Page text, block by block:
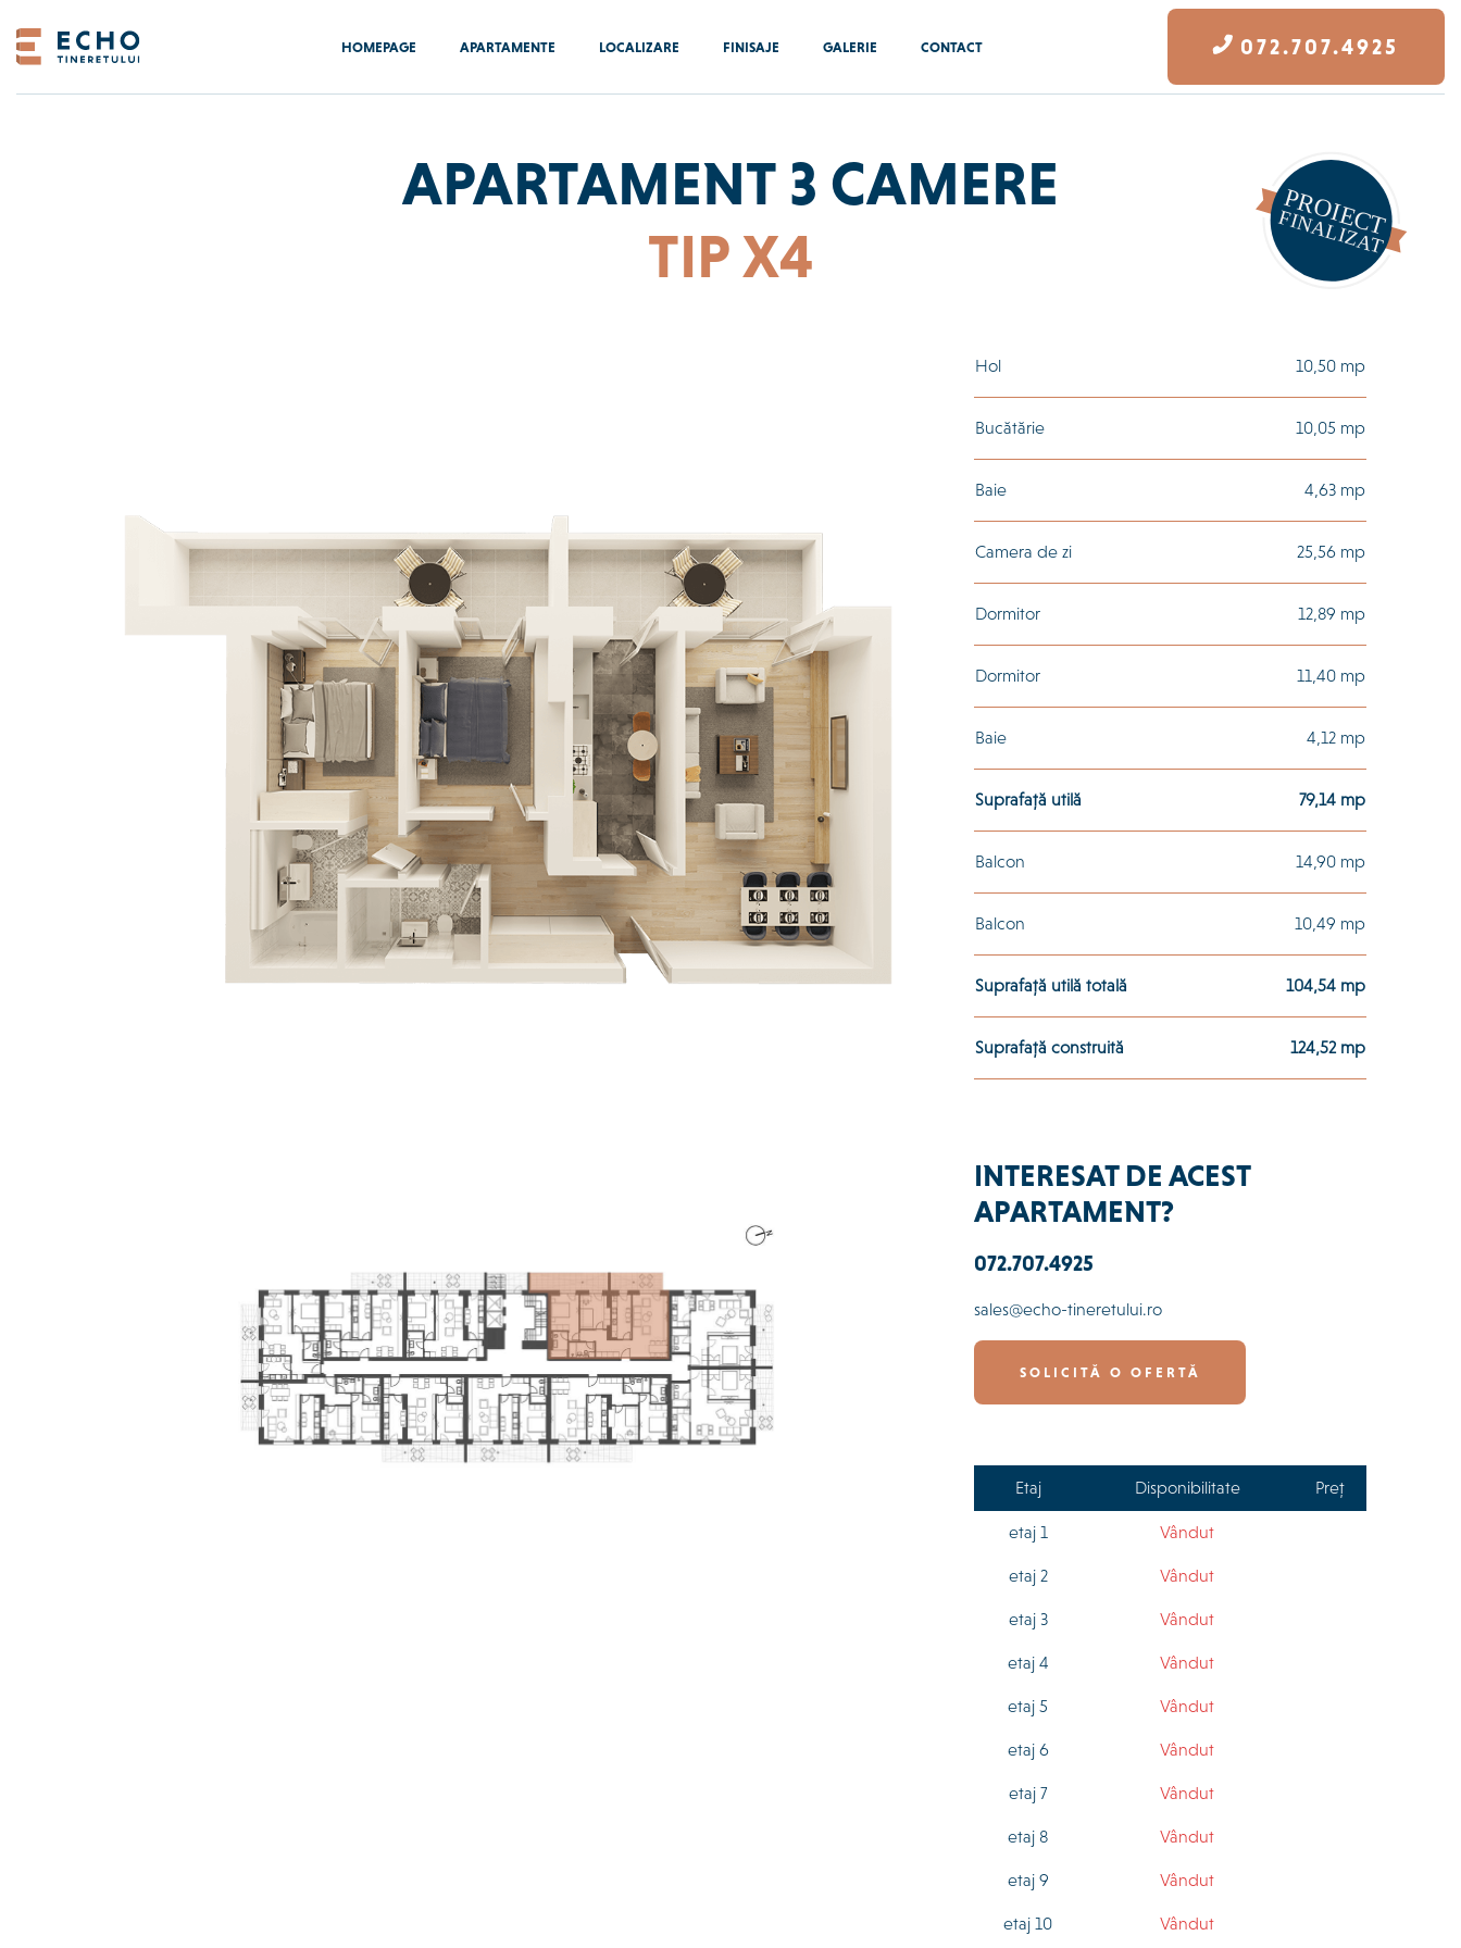
content
HOMEPAGE APARTAMENTE LOCALIZARE FINISAJE GALERIE CONTACT 072.707.4925
APARTAMENT 3 CAMERE
TIP X4
Hol 10,50 mp
Bucătărie 10,05 mp
Baie 4,63 mp
Camera de zi 25,56 mp
Dormitor 12,89 mp
Dormitor 11,40 mp
Baie 4,12 mp
Suprafață utilă 79,14 mp
Balcon 14,90 mp
Balcon 10,49 mp
Suprafață utilă totală 104,54 mp
Suprafață construită 124,52 mp
INTERESAT DE ACEST
APARTAMENT?
072.707.4925
sales@echo-tineretului.ro
SOLICITĂ O OFERTĂ
Etaj Disponibilitate Preț
etaj 1 Vândut
etaj 2 Vândut
etaj 3 Vândut
etaj 4 Vândut
etaj 5 Vândut
etaj 6 Vândut
etaj 7 Vândut
etaj 8 Vândut
etaj 9 Vândut
etaj 10 Vândut